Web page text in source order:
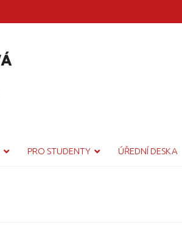
PRO STUDENTY ÚŘEDNÍ DESKA